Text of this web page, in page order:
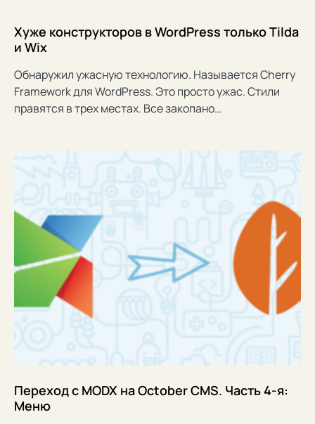
Хуже конструкторов в WordPress только Tilda
и Wix
Обнаружил ужасную технологию. Называется Cherry
Framework для WordPress. Это просто ужас. Стили
правятся в трех местах. Все закопано…
Переход с MODX на October CMS. Часть 4-я:
Меню